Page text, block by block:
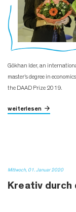
Gökhan Ider, an
master’s degree in
the DAAD Prize 2019.
weiterlesen
Mittwoch, 01. Januar 2020
Kreativ durch